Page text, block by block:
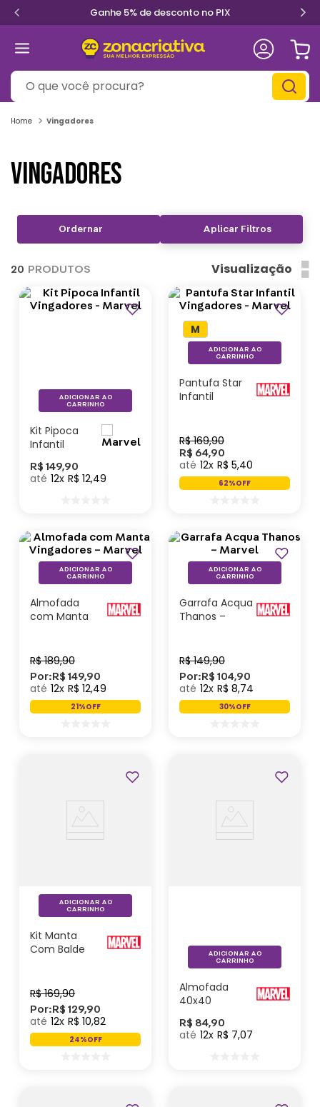
Ganhe 5% de desconto no PIX
O que você procura?
Vingadores
VINGADORES
Aplicar Filtros
20 PRODUTOS Visualização
Kit Pipoca
Infantil
Marvel
R$ 149,90
12 R$ 12,49
ADICIONAR AO
CARRINHO
Pantufa Star
Infantil
R$ 169,90
R$ 64,90
12 R$ 5,40
62%OFF
M
ADICIONAR AO
CARRINHO
Almofada
com Manta
R$ 189,90
Por:R$ 149,90
12 R$ 12,49
21%OFF
ADICIONAR AO
CARRINHO
Garrafa Acqua
Thanos –
R$ 149,90
Por:R$ 104,90
12 R$ 8,74
30%OFF
ADICIONAR AO
CARRINHO
Kit Manta
Com Balde
R$ 169,90
Por:R$ 129,90
12 R$ 10,82
24%OFF
ADICIONAR AO
CARRINHO
Almofada
40x40
- Marvel
R$ 84,90
12 R$ 7,07
ADICIONAR AO
CARRINHO